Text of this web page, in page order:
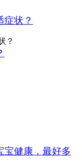
症状？
宝健康，最好多